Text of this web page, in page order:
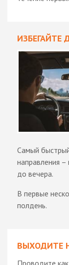
ИЗБЕГАЙТЕ
Самый
направления –
до вечера.
В первые
полдень.
ВЫХОДИТЕ
Проводите